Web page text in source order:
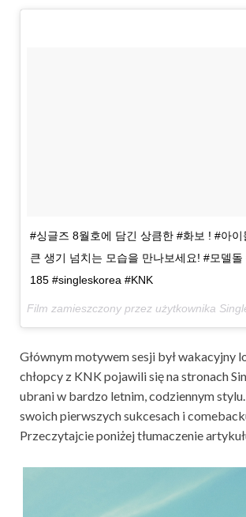
#싱글즈 8월호에 담긴 상큼한 #화보 ! #아
큰 생기 넘치는 모습을 만나보세요! #모델돌
185 #singleskorea #KNK
Głównym motywem sesji był wakacyjny
chłopcy z KNK pojawili się na stronach
ubrani w bardzo letnim, codziennym
swoich pierwszych sukcesach i
Przeczytajcie poniżej tłumaczenie